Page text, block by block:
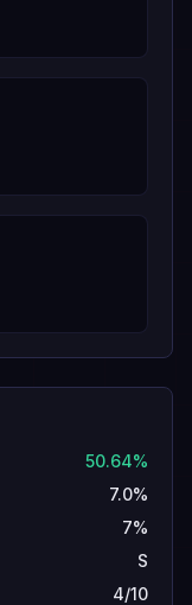
50.64%
7.0%
7%
S
4/10